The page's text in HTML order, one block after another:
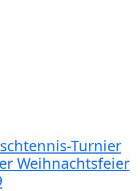
Turnier
Weihnachtsfeier